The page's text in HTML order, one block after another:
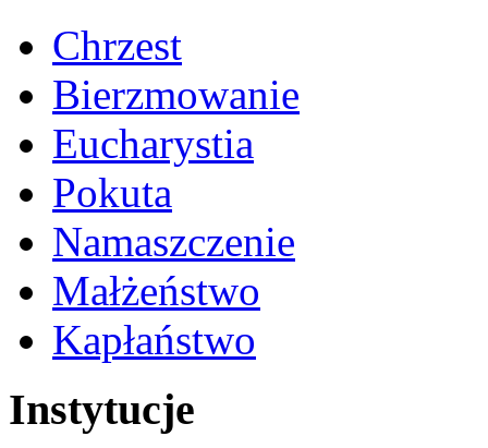
Chrzest
Bierzmowanie
Eucharystia
Pokuta
Namaszczenie
Małżeństwo
Kapłaństwo
Instytucje